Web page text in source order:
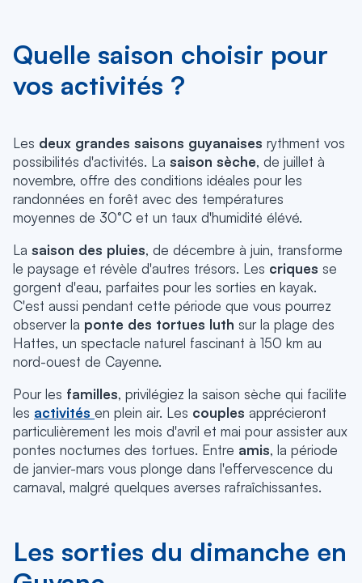
Quelle saison choisir pour
vos activités ?
Les deux grandes saisons guyanaises rythment vos
possibilités d'activités. La saison sèche, de juillet à
novembre, offre des conditions idéales pour les
randonnées en forêt avec des températures
moyennes de 30°C et un taux d'humidité élévé.
La saison des pluies, de décembre à juin, transforme
le paysage et révèle d'autres trésors. Les criques se
gorgent d'eau, parfaites pour les sorties en kayak.
C'est aussi pendant cette période que vous pourrez
observer la ponte des tortues luth sur la plage des
Hattes, un spectacle naturel fascinant à 150 km au
nord-ouest de Cayenne.
Pour les familles, privilégiez la saison sèche qui facilite
les activités en plein air. Les couples apprécieront
particulièrement les mois d'avril et mai pour assister aux
pontes nocturnes des tortues. Entre amis, la période
de janvier-mars vous plonge dans l'effervescence du
carnaval, malgré quelques averses rafraîchissantes.
Les sorties du dimanche en